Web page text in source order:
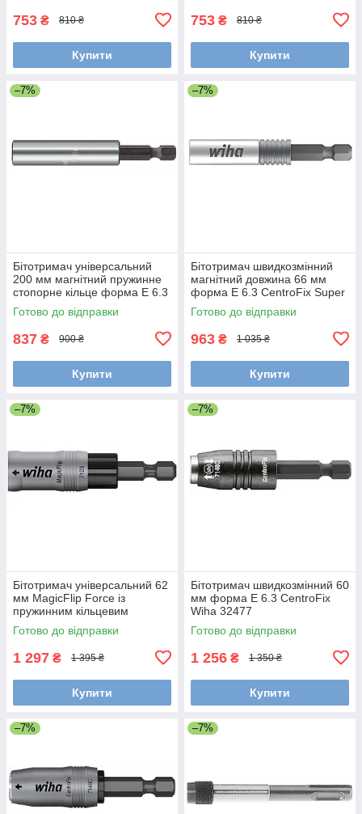
753 ₴ 810 ₴
Купити
753 ₴ 810 ₴
Купити
–7%
Бітотримач універсальний
200 мм магнітний пружинне
стопорне кільце форма E 6.3
Wiha 36093
Готово до відправки
837 ₴ 900 ₴
Купити
–7%
Бітотримач швидкозмінний
магнітний довжина 66 мм
форма E 6.3 CentroFix Super
Slim Wiha 39134
Готово до відправки
963 ₴ 1 035 ₴
Купити
–7%
Бітотримач універсальний 62
мм MagicFlip Force із
пружинним кільцевим
магнітом форма E 6.3 Wiha
36800
Готово до відправки
1 297 ₴ 1 395 ₴
Купити
–7%
Бітотримач швидкозмінний 60
мм форма E 6.3 CentroFix
Wiha 32477
Готово до відправки
1 256 ₴ 1 350 ₴
Купити
–7% –7%